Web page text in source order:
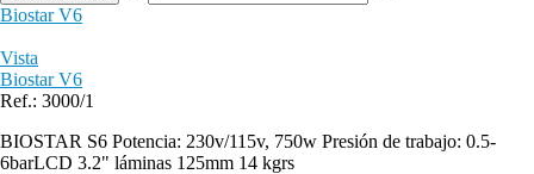
Biostar V6
Vista
Biostar V6
Ref.: 3000/1
BIOSTAR S6 Potencia: 230v/115v, 750w Presión de trabajo: 0.5-
6barLCD 3.2" láminas 125mm 14 kgrs